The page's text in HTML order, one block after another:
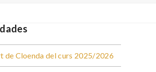
de Cloenda del curs 2025/2026